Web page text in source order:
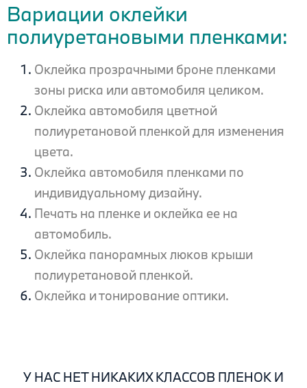
Вариации оклейки
полиуретановыми пленками:
Оклейка прозрачными броне пленками
зоны риска или автомобиля целиком.
Оклейка автомобиля цветной
полиуретановой пленкой для изменения
цвета.
Оклейка автомобиля пленками по
индивидуальному дизайну.
Печать на пленке и оклейка ее на
автомобиль.
Оклейка панорамных люков крыши
полиуретановой пленкой.
Оклейка и тонирование оптики.
У НАС НЕТ НИКАКИХ КЛАССОВ ПЛЕНОК И